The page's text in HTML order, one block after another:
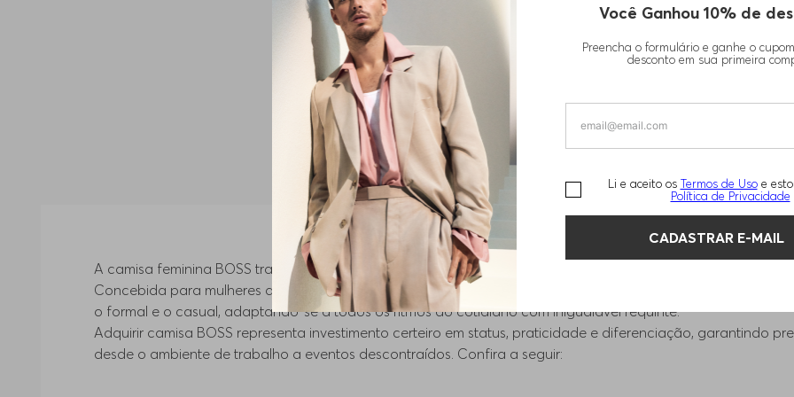
Você Ganhou 10% de
Preencha o formulário e ganhe o
desconto em sua primeira
Li e aceito os Termos de Uso e
Política de Privacidade
CADASTRAR E-MAIL
DE1
de5produtos
Camisa feminina BOSS: o paradigma da elegância
A camisa feminina BOSS transcende a simples vestimenta; ela é afirmação de autenticidade, modernidade e
Concebida para mulheres que apreciam design distintivo, tecidos de excelência e cortes que exaltam a
o formal e o casual, adaptando-se a todos os ritmos do cotidiano com inigualável requinte.
Adquirir camisa BOSS representa investimento certeiro em status, praticidade e diferenciação, garantindo
desde o ambiente de trabalho a eventos descontraídos. Confira a seguir: